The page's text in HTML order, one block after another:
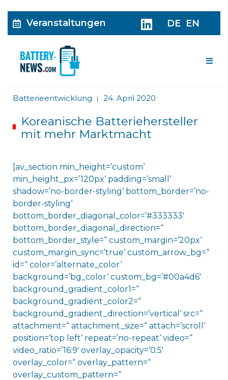
Veranstaltungen DE EN
Batterieentwicklung | 24. April 2020
Koreanische Batteriehersteller
mit mehr Marktmacht
[av_section min_height=’custom‘
min_height_px=’120px‘ padding=’small‘
shadow=’no-border-styling‘ bottom_border=’no-
border-styling‘
bottom_border_diagonal_color=’#333333′
bottom_border_diagonal_direction=“
bottom_border_style=“ custom_margin=’20px‘
custom_margin_sync=’true‘ custom_arrow_bg=“
id=“ color=’alternate_color‘
background=’bg_color‘ custom_bg=’#00a4d6′
background_gradient_color1=“
background_gradient_color2=“
background_gradient_direction=’vertical‘ src=“
attachment=“ attachment_size=“ attach=’scroll‘
position=’top left‘ repeat=’no-repeat‘ video=“
video_ratio=’16:9′ overlay_opacity=’0.5′
overlay_color=“ overlay_pattern=“
overlay_custom_pattern=“